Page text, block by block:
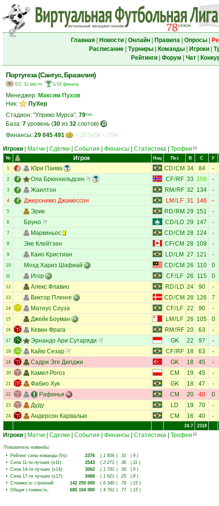
Главная| Новости| Онлайн| Правила| Опросы|
Расписание| Турниры| Команды| Игроки|
Рейтинги| Форум Чат|
Португеза (Сантус, Бразилия)
D2, 11 место 1/16 финала
Менеджер: Максим Пухов
Ник:
ПуХер
Стадион: "Улрико Мурса", 79тыс.
База: 7 уровень (30 из 32 слотов)
Финансы: 29 045 491
= 29 045к = 29м
Игроки
Матчи Сделки События Финансы Статистика Трофеи 13
№ Игрок Нац Поз В С У
1 Юри Паива CD/CM 34 84 -
2 Ола Брюнхильдсен CF/RF 33 156 -
3 Жаилтон RM / RF 32 134 -
4 Джеронимо Джамессон LM / LF 31 146 --
5 Эрик RD/ RM 29 151 -
6 Бруно CD/LD 29 147 -
7 Маркиньос CD/CM 28 124 -
8 Эке Клейтзен CF/CM 28 109 -
9 Каио Кристиан LD/ LM 27 121 -
10 Мохд Хариз Шафиай CD/CM 26 110 0
11 Игор CF/LF 26 115 0
12 Алекс Флавио RD/LD 24 90 -
13 Виктор Пленге CD/CM 28 126 7
14 Матеус Соуза CF/LF 22 90 -
15 Джейк Боуман LM / LF 26 105 0
16 Кевин Фрага RM / RF 20 63 -
17 Эрнандо Ари Сутаряди GK 22 97 -
18 Кайю Сезар CF/RF 18 63 -
19 Садри Эге Дипджи GK 18 45 -
20 Камил Рогоз CM 19 45 -
21 Фабио Хук GK 18 47 -
22 Рафинья CM 20 40 0
23 Дуду LD 19 70 -
24 Андерсон Карвалью CM 16 40 -
24.7 2318
Игроки Матчи Сделки События Финансы Статистика Трофеи 13
Показатели команды:
• Рейтинг силы команды (Vs): 2376 ( 1 856 31 9 )
• Сила 11-ти лучших (s11): 2543 ( 2 271 36 11 )
• Сила 14-ти лучших (s14): 3062 ( 1 791 30 9 )
• Сила 17-ти лучших (s17): 3468 ( 1 621 25 8 )
• Стоимость строений: 142 250 000 ( 6 340 78 15 )
• Общая стоимость: 685 104 000 ( 4 761 77 15 )